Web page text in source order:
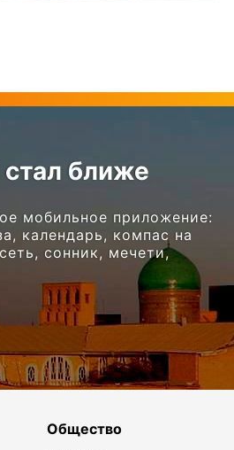
ближе
мобильное приложение:
календарь, компас на
сонник, мечети,
Общество